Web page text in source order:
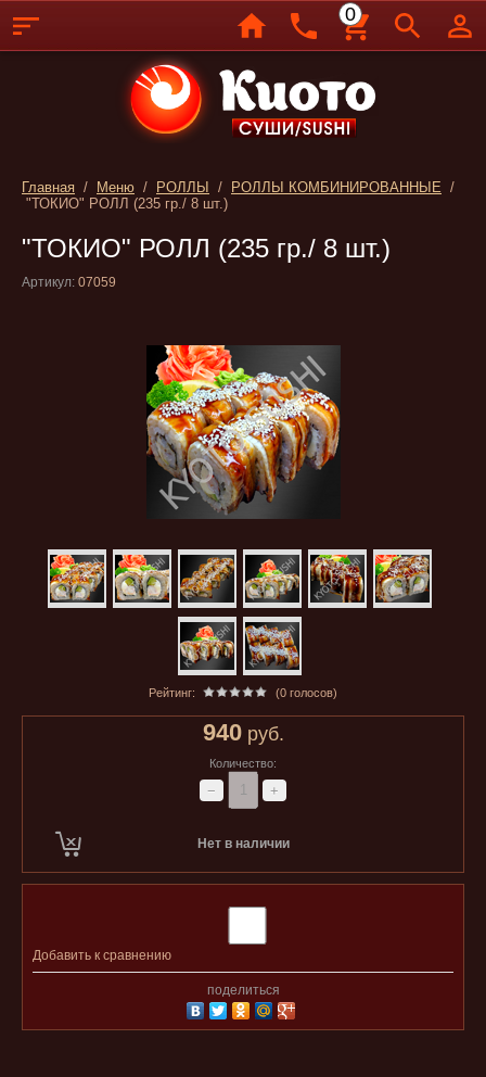
Главная / Меню / РОЛЛЫ / РОЛЛЫ КОМБИНИРОВАННЫЕ /
"ТОКИО" РОЛЛ (235 гр./ 8 шт.)
"ТОКИО" РОЛЛ (235 гр./ 8 шт.)
Артикул: 07059
Рейтинг: (0 голосов)
940руб.
Количество:
− +
Нет в наличии
Добавить к сравнению
поделиться
0